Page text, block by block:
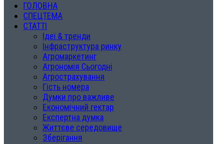
ГОЛОВНА
СПЕЦТЕМА
СТАТТІ
Ідеї & тренди
Інфраструктура ринку
Агромаркетинг
Агрономія Сьогодні
Агрострахування
Гість номера
Думки про важливе
Економічний гектар
Експертна думка
Життєве середовище
Зберігання